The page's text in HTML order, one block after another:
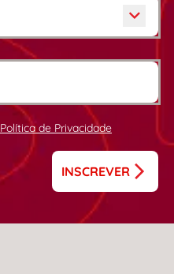
Política de Privacidade
INSCREVER